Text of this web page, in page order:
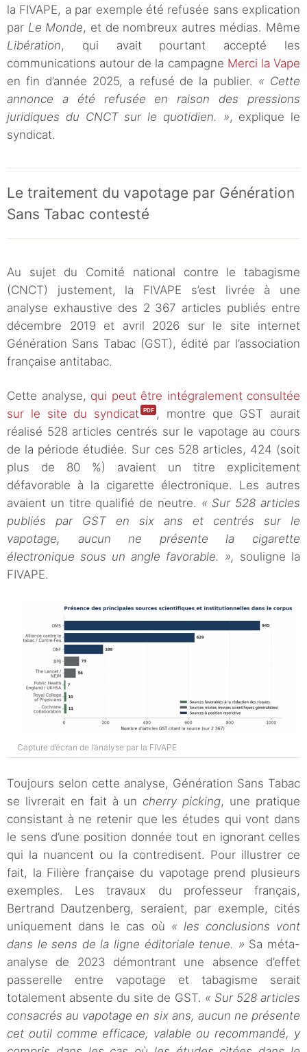
la FIVAPE, a par exemple été refusée sans explication
par Le Monde, et de nombreux autres médias. Même
Libération, qui avait pourtant accepté les
communications autour de la campagne Merci la Vape
en fin d’année 2025, a refusé de la publier. « Cette
annonce a été refusée en raison des pressions
juridiques du CNCT sur le quotidien. », explique le
syndicat.
Le traitement du vapotage par Génération
Sans Tabac contesté
Au sujet du Comité national contre le tabagisme
(CNCT) justement, la FIVAPE s’est livrée à une
analyse exhaustive des 2 367 articles publiés entre
décembre 2019 et avril 2026 sur le site internet
Génération Sans Tabac (GST), édité par l’association
française antitabac.
Cette analyse, qui peut être intégralement consultée
sur le site du syndicat
, montre que GST aurait
réalisé 528 articles centrés sur le vapotage au cours
de la période étudiée. Sur ces 528 articles, 424 (soit
plus de 80 %) avaient un titre explicitement
défavorable à la cigarette électronique. Les autres
avaient un titre qualifié de neutre. « Sur 528 articles
publiés par GST en six ans et centrés sur le
vapotage, aucun ne présente la cigarette
électronique sous un angle favorable. », souligne la
FIVAPE.
Capture d’écran de l’analyse par la FIVAPE
Toujours selon cette analyse, Génération Sans Tabac
se livrerait en fait à un cherry picking, une pratique
consistant à ne retenir que les études qui vont dans
le sens d’une position donnée tout en ignorant celles
qui la nuancent ou la contredisent. Pour illustrer ce
fait, la Filière française du vapotage prend plusieurs
exemples. Les travaux du professeur français,
Bertrand Dautzenberg, seraient, par exemple, cités
uniquement dans le cas où « les conclusions vont
dans le sens de la ligne éditoriale tenue. » Sa méta-
analyse de 2023 démontrant une absence d’effet
passerelle entre vapotage et tabagisme serait
totalement absente du site de GST. « Sur 528 articles
consacrés au vapotage en six ans, aucun ne présente
cet outil comme efficace, valable ou recommandé, y